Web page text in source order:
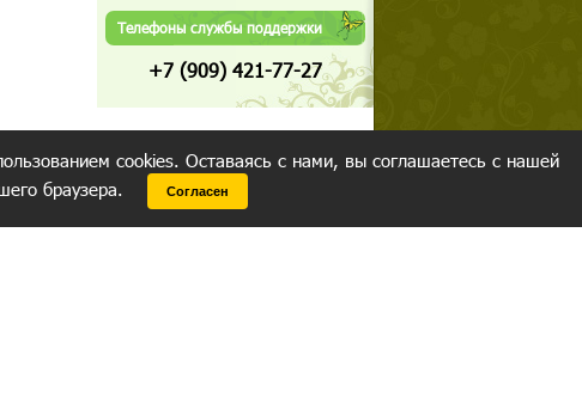
Телефоны службы поддержки
+7 (909) 421-77-27
cookies. Оставаясь с нами, вы соглашаетесь с нашей
браузера. Согласен